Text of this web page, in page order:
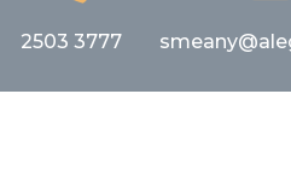
2503 3777